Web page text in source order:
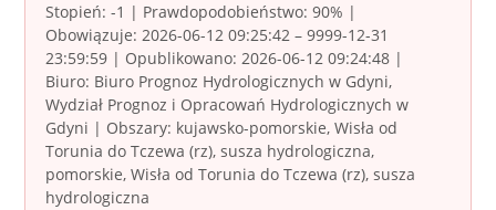
Stopień: -1 | Prawdopodobieństwo: 90% |
Obowiązuje: 2026-06-12 09:25:42 – 9999-12-31
23:59:59 | Opublikowano: 2026-06-12 09:24:48 |
Biuro: Biuro Prognoz Hydrologicznych w Gdyni,
Wydział Prognoz i Opracowań Hydrologicznych w
Gdyni | Obszary: kujawsko-pomorskie, Wisła od
Torunia do Tczewa (rz), susza hydrologiczna,
pomorskie, Wisła od Torunia do Tczewa (rz), susza
hydrologiczna